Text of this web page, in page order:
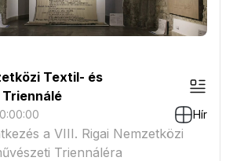
Textil- és
Hír
a VIII. Rigai Nemzetközi
Triennáléra